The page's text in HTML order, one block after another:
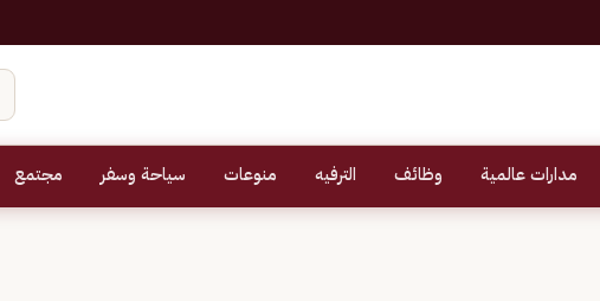
مدارات عالمية وظائف الترفيه منوعات سياحة وسفر مجتمع